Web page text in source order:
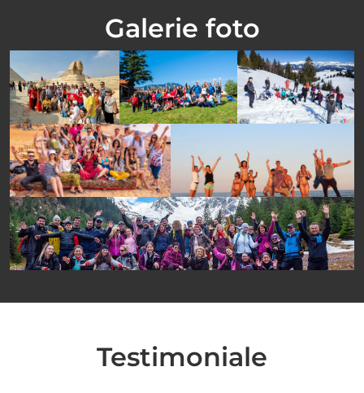
Galerie foto
Testimoniale